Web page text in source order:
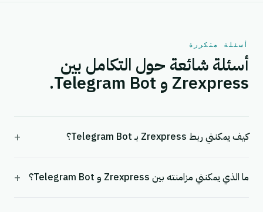
أسئلة متكررة
أسئلة شائعة حول التكامل بين
Zrexpress و Telegram Bot.
كيف يمكنني ربط Zrexpress بـ Telegram Bot؟ +
ما الذي يمكنني مزامنته بين Zrexpress و Telegram Bot؟ +